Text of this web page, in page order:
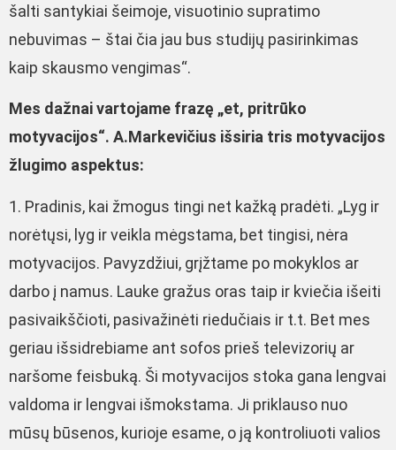
šalti santykiai šeimoje, visuotinio supratimo
nebuvimas – štai čia jau bus studijų pasirinkimas
kaip skausmo vengimas“.
Mes dažnai vartojame frazę „et, pritrūko
motyvacijos“. A.Markevičius išsiria tris motyvacijos
žlugimo aspektus:
1. Pradinis, kai žmogus tingi net kažką pradėti. „Lyg ir
norėtųsi, lyg ir veikla mėgstama, bet tingisi, nėra
motyvacijos. Pavyzdžiui, grįžtame po mokyklos ar
darbo į namus. Lauke gražus oras taip ir kviečia išeiti
pasivaikščioti, pasivažinėti riedučiais ir t.t. Bet mes
geriau išsidrebiame ant sofos prieš televizorių ar
naršome feisbuką. Ši motyvacijos stoka gana lengvai
valdoma ir lengvai išmokstama. Ji priklauso nuo
mūsų būsenos, kurioje esame, o ją kontroliuoti valios